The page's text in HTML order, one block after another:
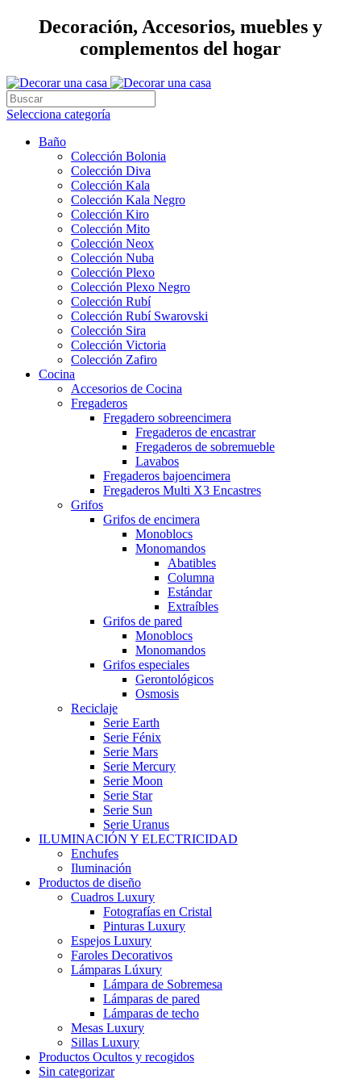
Decoración, Accesorios, muebles y
complementos del hogar
Selecciona categoría
Baño
Colección Bolonia
Colección Diva
Colección Kala
Colección Kala Negro
Colección Kiro
Colección Mito
Colección Neox
Colección Nuba
Colección Plexo
Colección Plexo Negro
Colección Rubí
Colección Rubí Swarovski
Colección Sira
Colección Victoria
Colección Zafiro
Cocina
Accesorios de Cocina
Fregaderos
Fregadero sobreencimera
Fregaderos de encastrar
Fregaderos de sobremueble
Lavabos
Fregaderos bajoencimera
Fregaderos Multi X3 Encastres
Grifos
Grifos de encimera
Monoblocs
Monomandos
Abatibles
Columna
Estándar
Extraíbles
Grifos de pared
Monoblocs
Monomandos
Grifos especiales
Gerontológicos
Osmosis
Reciclaje
Serie Earth
Serie Fénix
Serie Mars
Serie Mercury
Serie Moon
Serie Star
Serie Sun
Serie Uranus
ILUMINACIÓN Y ELECTRICIDAD
Enchufes
Iluminación
Productos de diseño
Cuadros Luxury
Fotografías en Cristal
Pinturas Luxury
Espejos Luxury
Faroles Decorativos
Lámparas Lúxury
Lámpara de Sobremesa
Lámparas de pared
Lámparas de techo
Mesas Luxury
Sillas Luxury
Productos Ocultos y recogidos
Sin categorizar